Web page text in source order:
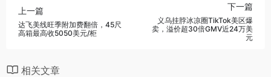
上一篇
达飞美线旺季附加费翻倍，45尺
高箱最高收5050美元/柜
下一篇
义乌挂脖冰凉圈TikTok美区爆
卖，溢价超30倍GMV近24万美
元
相关文章